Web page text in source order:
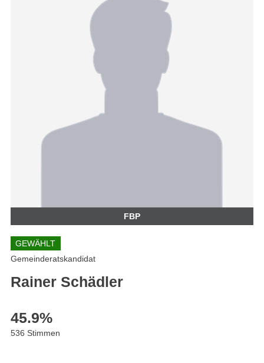
FBP
GEWÄHLT
Gemeinderatskandidat
Rainer Schädler
45.9%
536 Stimmen